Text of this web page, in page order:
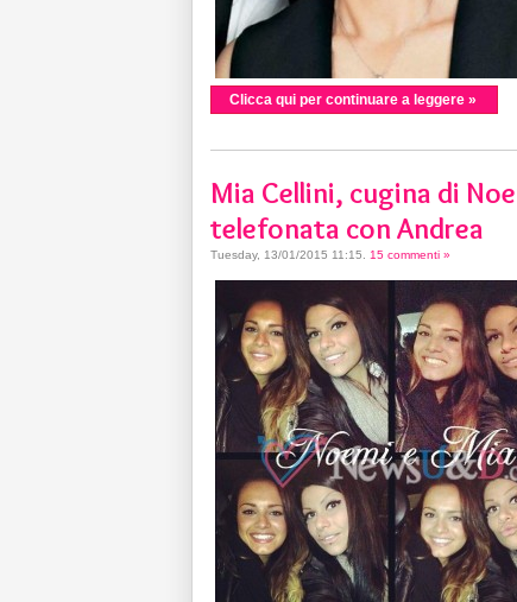
Clicca qui per continuare a leggere »
Mia Cellini, cugina di
telefonata con Andrea
Tuesday, 13/01/2015 11:15 15 commenti »